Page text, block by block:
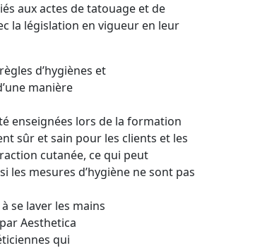
aux actes de tatouage et de
la législation en vigueur en leur
d’hygiènes et
manière
enseignées lors de la formation
sûr et sain pour les clients et les
cutanée, ce qui peut
les mesures d’hygiène ne sont pas
se laver les mains
Aesthetica
qui